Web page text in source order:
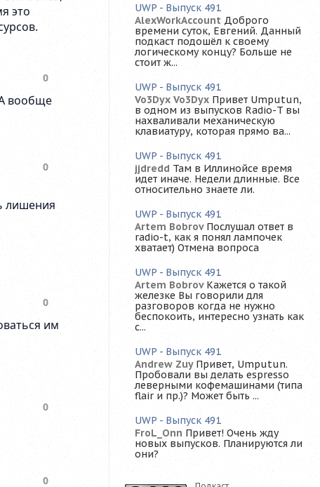
UWP - Выпуск 491
AlexWorkAccount Доброго
времени суток, Евгений. Данный
подкаст подошёл к своему
логическому концу? Больше не
стоит ж...
UWP - Выпуск 491
Vo3Dyx Vo3Dyx Привет Umputun,
в одном из выпусков Radio-T вы
нахваливали механическую
клавиатуру, которая прямо ва...
UWP - Выпуск 491
jjdredd Там в Иллинойсе время
идет иначе. Недели длинные. Все
относительно знаете ли.
UWP - Выпуск 491
Artem Bobrov Послушал ответ в
radio-t, как я понял лампочек
хватает) Отмена вопроса
UWP - Выпуск 491
Artem Bobrov Кажется о такой
железке Вы говорили для
разговоров когда не нужно
беспокоить, интересно узнать как
с...
UWP - Выпуск 491
Andrew Zuy Привет, Umputun.
Пробовали вы делать espresso
леверными кофемашинами (типа
flair и пр.)? Может быть ...
UWP - Выпуск 491
FroL_Onn Привет! Очень жду
новых выпусков. Планируются ли
они?